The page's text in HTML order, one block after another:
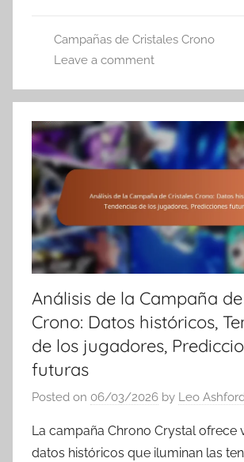
Campañas de Cristales Crono
Leave a comment
Análisis de la Campaña
Crono: Datos históricos,
de los jugadores,
futuras
Posted on 06/03/2026 by Leo
La campaña Chrono Crystal ofrece
datos históricos que iluminan las